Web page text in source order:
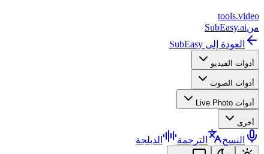
tools.video
منSubEasy.ai
العودة إلى SubEasy
أدوات الفيديو
أدوات الصوت
أدوات Live Photo
أخرى
النسخ الترجمة الدبلجة